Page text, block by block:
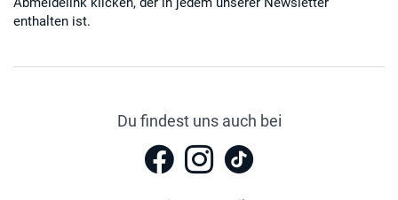
enthalten ist.
Du findest uns auch bei